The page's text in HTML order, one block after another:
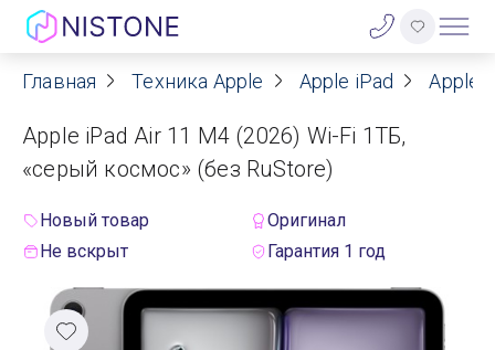
Акции
О нас
Договор оферты
Реквизиты
Главная Техника Apple Apple iPad Apple
Apple iPad Air 11 M4 (2026) Wi-Fi 1ТБ,
«серый космос» (без RuStore)
Новый товар
Оригинал
Не вскрыт
Гарантия 1 год